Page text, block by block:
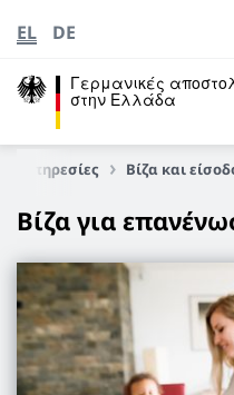
Γερμανικές
στην Ελλάδα
EL DE
Υπηρεσίες Βίζα και
Βίζα για